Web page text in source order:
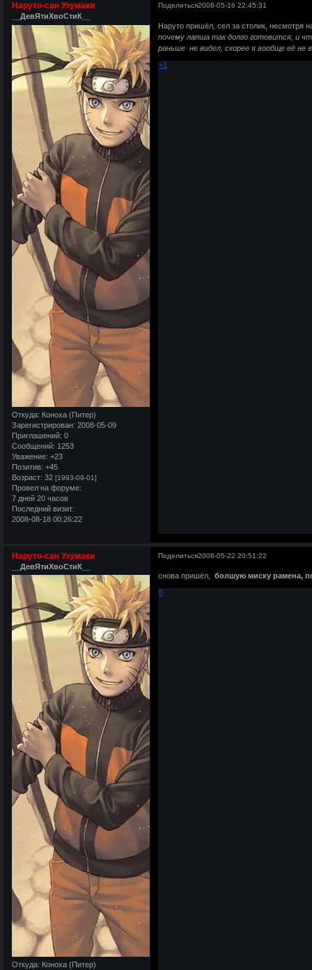
Поделиться2008-05-16 22:45:31
Наруто-сан Узумаки
__ДевЯтиХвоСтиК__
Откуда: Коноха (Питер)
Зарегистрирован: 2008-05-09
Приглашений: 0
Сообщений: 1253
Уважение: +23
Позитив: +45
Возраст: 32 [1993-09-01]
Провел на форуме:
7 дней 20 часов
Последний визит:
2008-08-18 00:26:22
Наруто пришёл, сел за столик,
почему лапша так долго готовится, и
раньше не видел, скорее я вообще её не
+1
Поделиться2008-05-22 20:51:22
Наруто-сан Узумаки
__ДевЯтиХвоСтиК__
Откуда: Коноха (Питер)
снова пришёл,болшую миску рамена,
0